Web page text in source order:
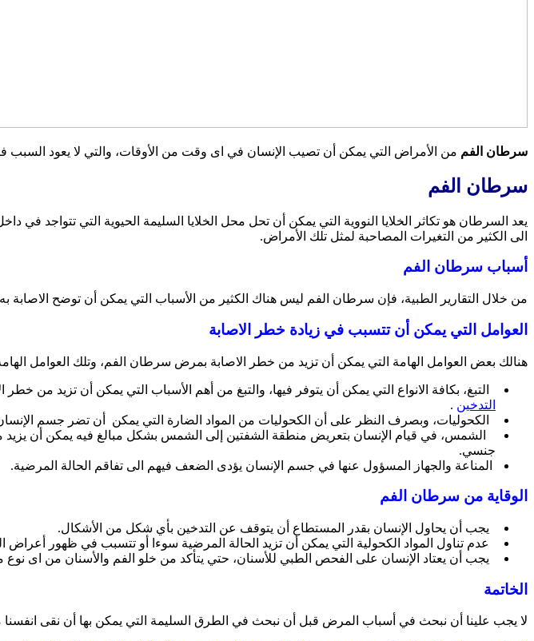
سرطان الفم من الأمراض التي يمكن أن تصيب الإنسان في اى وقت من الأوقات، والتي لا يعود السبب
سرطان الفم
يعد السرطان هو تكاثر الخلايا النووية التي يمكن أن تحل محل الخلايا السليمة الحيوية التي تتواجد
الى الكثير من التغيرات المصاحبة لمثل تلك الأمراض.
أسباب سرطان الفم
من خلال التقارير الطبية، فإن سرطان الفم ليس هناك الكثير من الأسباب التي يمكن أن توضح
العوامل التي يمكن أن تتسبب في زيادة خطر الاصابة
هنالك بعض العوامل الهامة التي يمكن أن تزيد من خطر الاصابة بمرض سرطان الفم، وتلك العوامل
التبغ، بكافة الانواع التي يمكن أن يتوفر فيها، والتبغ من أهم الأسباب التي يمكن أن تزيد
التدخين .
الكحوليات، وبصرف النظر على أن الكحوليات من المواد الضارة التي يمكن أن تضر جسم
الشمس، في قيام الإنسان بتعريض منطقة الشفتين إلى الشمس بشكل مبالغ فيه يمكن أن يزيد
جنسي.
المناعة والجهاز المسؤول عنها في جسم الإنسان يؤدى الضعف فيهم الى تفاقم الحالة المرضية.
الوقاية من سرطان الفم
يجب أن يحاول الإنسان بقدر المستطاع أن يتوقف عن التدخين بأي شكل من الأشكال.
عدم تناول المواد الكحولية التي يمكن أن تزيد الحالة المرضية سوءا أو تتسبب في ظهور أعراض
يجب أن يعتاد الإنسان على الفحص الطبي للأسنان، حتي يتأكد من خلو الفم والأسنان من اى نوع
الخاتمة
لا يجب علينا أن نبحث في أسباب المرض قبل أن نبحث في الطرق السليمة التي يمكن بها أن نقى انفسنا